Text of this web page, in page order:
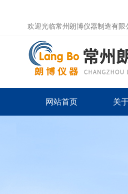
欢迎光临常州朗博仪器制造有限
网站首页 关